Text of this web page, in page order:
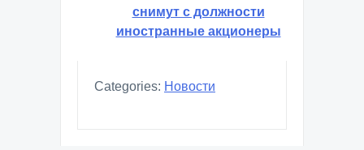
снимут с должности
иностранные акционеры
Categories: Новости